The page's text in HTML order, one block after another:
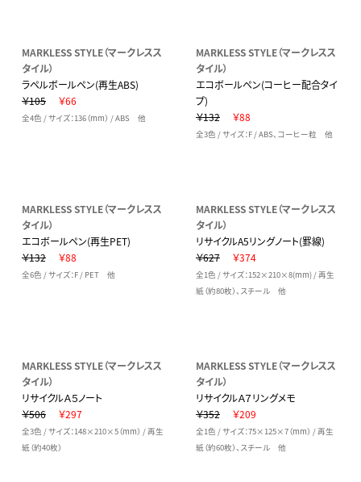
MARKLESS STYLE（マークレスス
タイル）
ラペルボールペン(再生ABS)
￥105
￥66
全4色 / サイズ：136（mm） / ABS 他
MARKLESS STYLE（マークレスス
タイル）
エコボールペン(コーヒー配合タイ
プ)
￥132
￥88
全3色 / サイズ：F / ABS、コーヒー粒 他
MARKLESS STYLE（マークレスス
タイル）
エコボールペン(再生PET)
￥132
￥88
全6色 / サイズ：F / PET 他
MARKLESS STYLE（マークレスス
タイル）
リサイクルA5リングノート(罫線)
￥627
￥374
全1色 / サイズ：152×210×8(mm) / 再生
紙（約80枚）、スチール 他
MARKLESS STYLE（マークレスス
タイル）
リサイクルＡ５ノート
￥506
￥297
全3色 / サイズ：148×210×5（mm） / 再生
紙（約40枚）
MARKLESS STYLE（マークレスス
タイル）
リサイクルＡ７リングメモ
￥352
￥209
全1色 / サイズ：75×125×7（mm） / 再生
紙（約60枚）、スチール 他